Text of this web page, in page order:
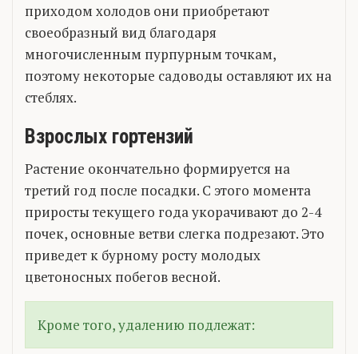
приходом холодов они приобретают
своеобразный вид благодаря
многочисленным пурпурным точкам,
поэтому некоторые садоводы оставляют их на
стеблях.
Взрослых гортензий
Растение окончательно формируется на
третий год после посадки. С этого момента
приросты текущего года укорачивают до 2-4
почек, основные ветви слегка подрезают. Это
приведет к бурному росту молодых
цветоносных побегов весной.
Кроме того, удалению подлежат: